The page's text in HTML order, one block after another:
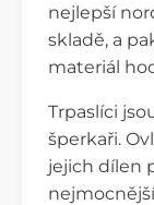
nejlepší
skladě, a
materiál
Trpaslíci
šperkaři.
jejich dílen